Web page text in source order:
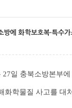
방에 화학보호복·특수
27일 충북소방본부
화학물질 사고를 대